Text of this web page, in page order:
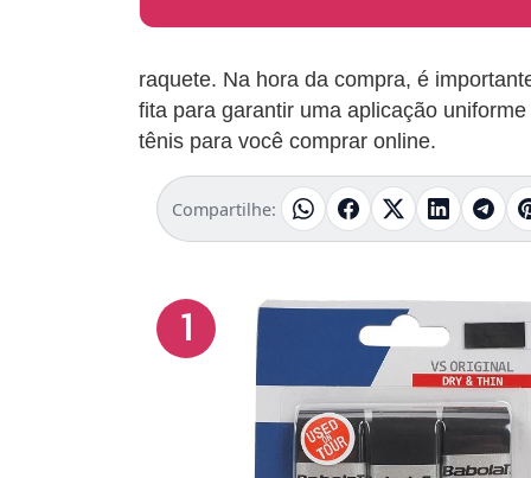
raquete. Na hora da compra, é
fita para garantir uma aplicação
tênis para você comprar online.
Compartilhe:
1